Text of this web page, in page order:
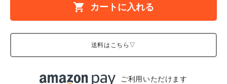
shopping_cart カートに入れる
送料はこちら▽
ご利用いただけます